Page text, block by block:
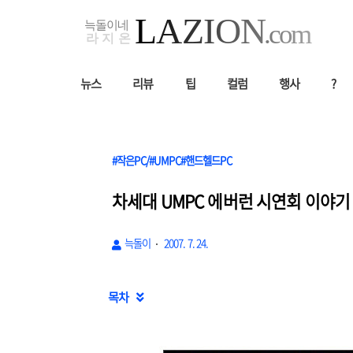
뉴스 리뷰 팁 컬럼 행사 ?
#작은PC/#UMPC#핸드헬드PC
차세대 UMPC 에버런 시연회 이야
늑돌이 2007. 7. 24.
목차 